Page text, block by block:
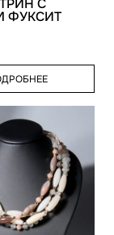
С
ФУКСИТ